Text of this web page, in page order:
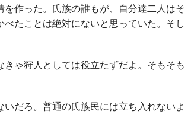
作った。氏族の誰もが、自分達二人はそ
たことは絶対にないと思っていた。そし
ゃ狩人としては役立たずだよ。そもそも
だろ。普通の氏族民には立ち入れないよ